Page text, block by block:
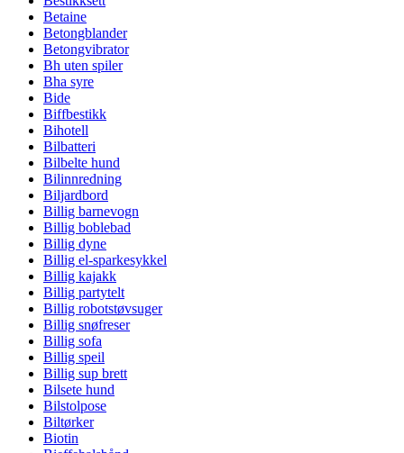
Betaine
Betongblander
Betongvibrator
Bh uten spiler
Bha syre
Bide
Biffbestikk
Bihotell
Bilbatteri
Bilbelte hund
Bilinnredning
Biljardbord
Billig barnevogn
Billig boblebad
Billig dyne
Billig el-sparkesykkel
Billig kajakk
Billig partytelt
Billig robotstøvsuger
Billig snøfreser
Billig sofa
Billig speil
Billig sup brett
Bilsete hund
Bilstolpose
Biltørker
Biotin